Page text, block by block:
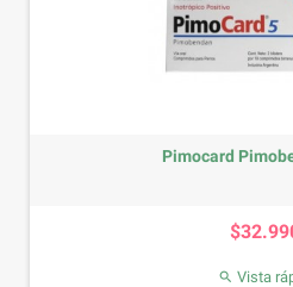
Pimobedan 5 mg